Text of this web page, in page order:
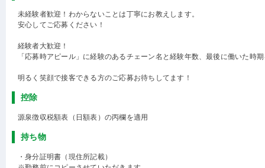
未経験者歓迎！わからないことは丁寧にお教えします。
安心してご応募ください！
経験者大歓迎！
「応募時アピール」に経験のあるチェーン名と経験年数、最後に働いた時
明るく笑顔で接客できる方のご応募お待ちしてます！
控除
源泉徴収税額表（日額表）の丙欄を適用
持ち物
・身分証明書（現住所記載）